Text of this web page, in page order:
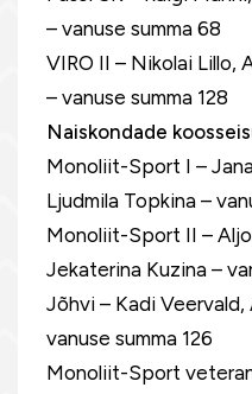
– vanuse summa 68
VIRO II – Nikolai Lillo,
– vanuse summa 128
Naiskondade
Monoliit-Sport I –
Ljudmila Topkina –
Monoliit-Sport II –
Jekaterina Kuzina –
Jõhvi – Kadi Veervald,
vanuse summa 126
Monoliit-Sport